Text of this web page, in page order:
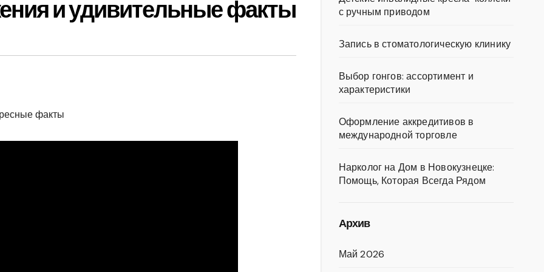
и удивительные факты
с ручным приводом
Запись в стоматологическую клинику
Выбор гонгов: ассортимент и
характеристики
Оформление аккредитивов в
международной торговле
Нарколог на Дом в Новокузнецке:
Помощь, Которая Всегда Рядом
Архив
Май 2026